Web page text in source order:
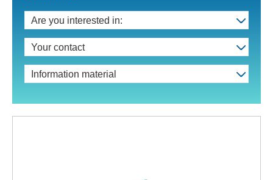
Are you interested in:
Your contact
Information material